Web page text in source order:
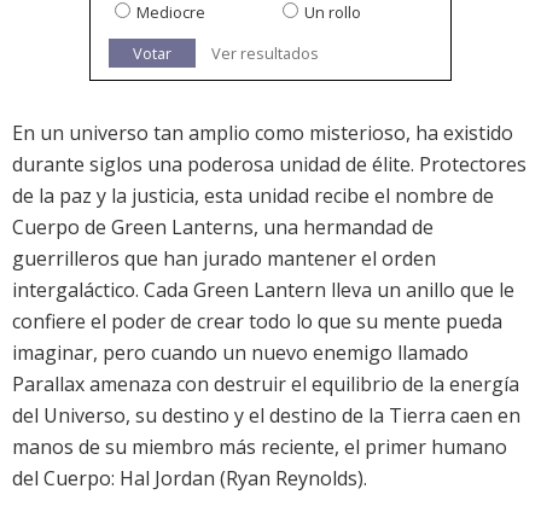
Mediocre
Un rollo
Votar
Ver resultados
En un universo tan amplio como misterioso, ha existido
durante siglos una poderosa unidad de élite. Protectores
de la paz y la justicia, esta unidad recibe el nombre de
Cuerpo de Green Lanterns, una hermandad de
guerrilleros que han jurado mantener el orden
intergaláctico. Cada Green Lantern lleva un anillo que le
confiere el poder de crear todo lo que su mente pueda
imaginar, pero cuando un nuevo enemigo llamado
Parallax amenaza con destruir el equilibrio de la energía
del Universo, su destino y el destino de la Tierra caen en
manos de su miembro más reciente, el primer humano
del Cuerpo: Hal Jordan (Ryan Reynolds).